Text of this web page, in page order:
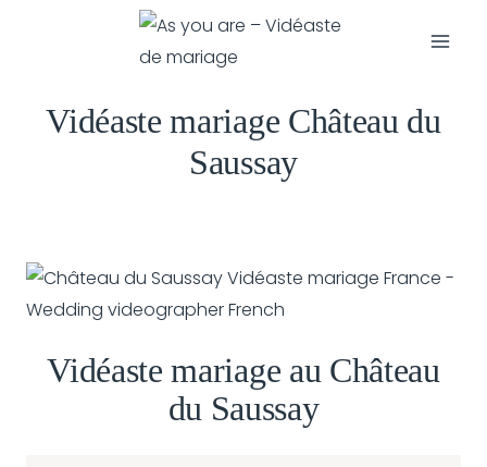
Vidéaste mariage Château du
Saussay
Vidéaste mariage au Château
du Saussay